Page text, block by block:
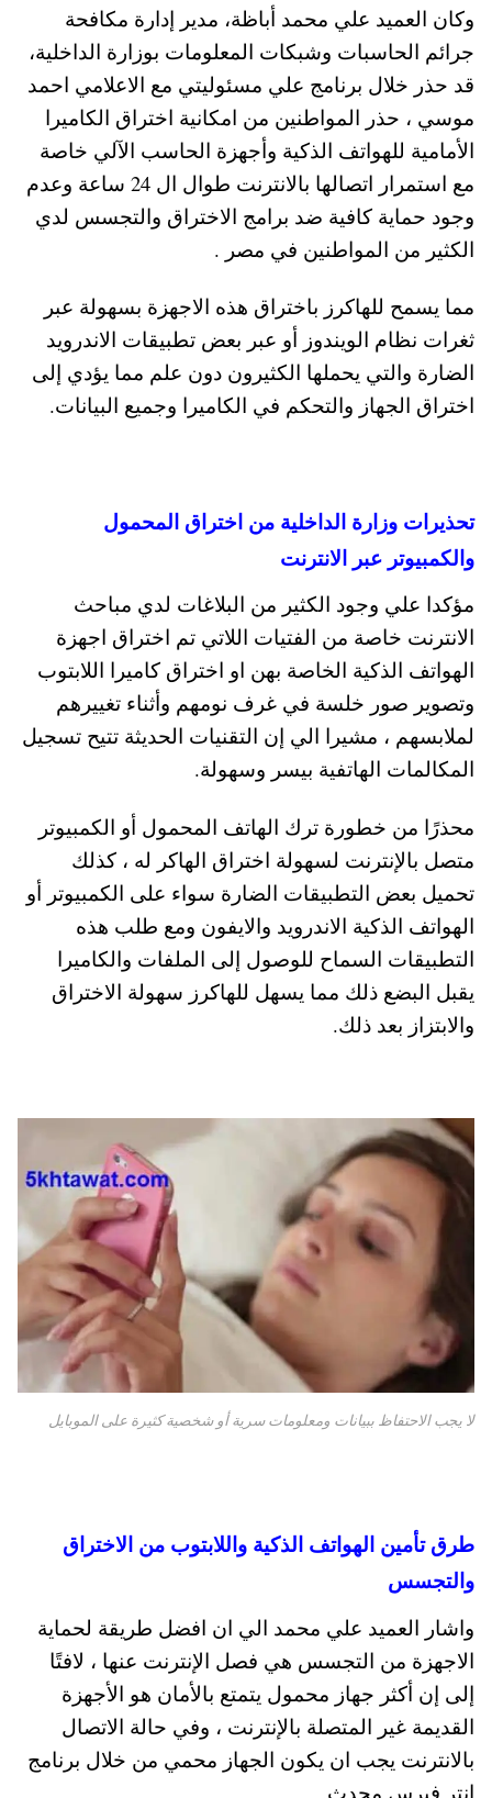
وكان العميد علي محمد أباظة، مدير إدارة مكافحة
جرائم الحاسبات وشبكات المعلومات بوزارة الداخلية،
قد حذر خلال برنامج علي مسئوليتي مع الاعلامي احمد
موسي ، حذر المواطنين من امكانية اختراق الكاميرا
الأمامية للهواتف الذكية وأجهزة الحاسب الآلي خاصة
مع استمرار اتصالها بالانترنت طوال ال 24 ساعة وعدم
وجود حماية كافية ضد برامج الاختراق والتجسس لدي
الكثير من المواطنين في مصر .
مما يسمح للهاكرز باختراق هذه الاجهزة بسهولة عبر
ثغرات نظام الويندوز أو عبر بعض تطبيقات الاندرويد
الضارة والتي يحملها الكثيرون دون علم مما يؤدي إلى
اختراق الجهاز والتحكم في الكاميرا وجميع البيانات.
تحذيرات وزارة الداخلية من اختراق المحمول
والكمبيوتر عبر الانترنت
مؤكدا علي وجود الكثير من البلاغات لدي مباحث
الانترنت خاصة من الفتيات اللاتي تم اختراق اجهزة
الهواتف الذكية الخاصة بهن او اختراق كاميرا اللابتوب
وتصوير صور خلسة في غرف نومهم وأثناء تغييرهم
لملابسهم ، مشيرا الي إن التقنيات الحديثة تتيح تسجيل
المكالمات الهاتفية بيسر وسهولة.
محذرًا من خطورة ترك الهاتف المحمول أو الكمبيوتر
متصل بالإنترنت لسهولة اختراق الهاكر له ، كذلك
تحميل بعض التطبيقات الضارة سواء على الكمبيوتر أو
الهواتف الذكية الاندرويد والايفون ومع طلب هذه
التطبيقات السماح للوصول إلى الملفات والكاميرا
يقبل البضع ذلك مما يسهل للهاكرز سهولة الاختراق
والابتزاز بعد ذلك.
لا يجب الاحتفاظ ببيانات ومعلومات سرية أو شخصية كثيرة على الموبايل
طرق تأمين الهواتف الذكية واللابتوب من الاختراق
والتجسس
واشار العميد علي محمد الي ان افضل طريقة لحماية
الاجهزة من التجسس هي فصل الإنترنت عنها ، لافتًا
إلى إن أكثر جهاز محمول يتمتع بالأمان هو الأجهزة
القديمة غير المتصلة بالإنترنت ، وفي حالة الاتصال
بالانترنت يجب ان يكون الجهاز محمي من خلال برنامج
انتر فيرس محدث.